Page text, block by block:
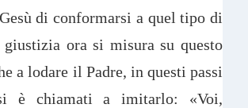
di conformarsi a quel tipo di
giustizia ora si misura su questo
a lodare il Padre, in questi passi
è chiamati a imitarlo: «Voi,